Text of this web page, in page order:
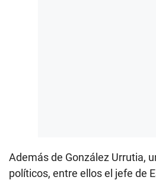
Además de González Urrutia,
políticos, entre ellos el jefe de